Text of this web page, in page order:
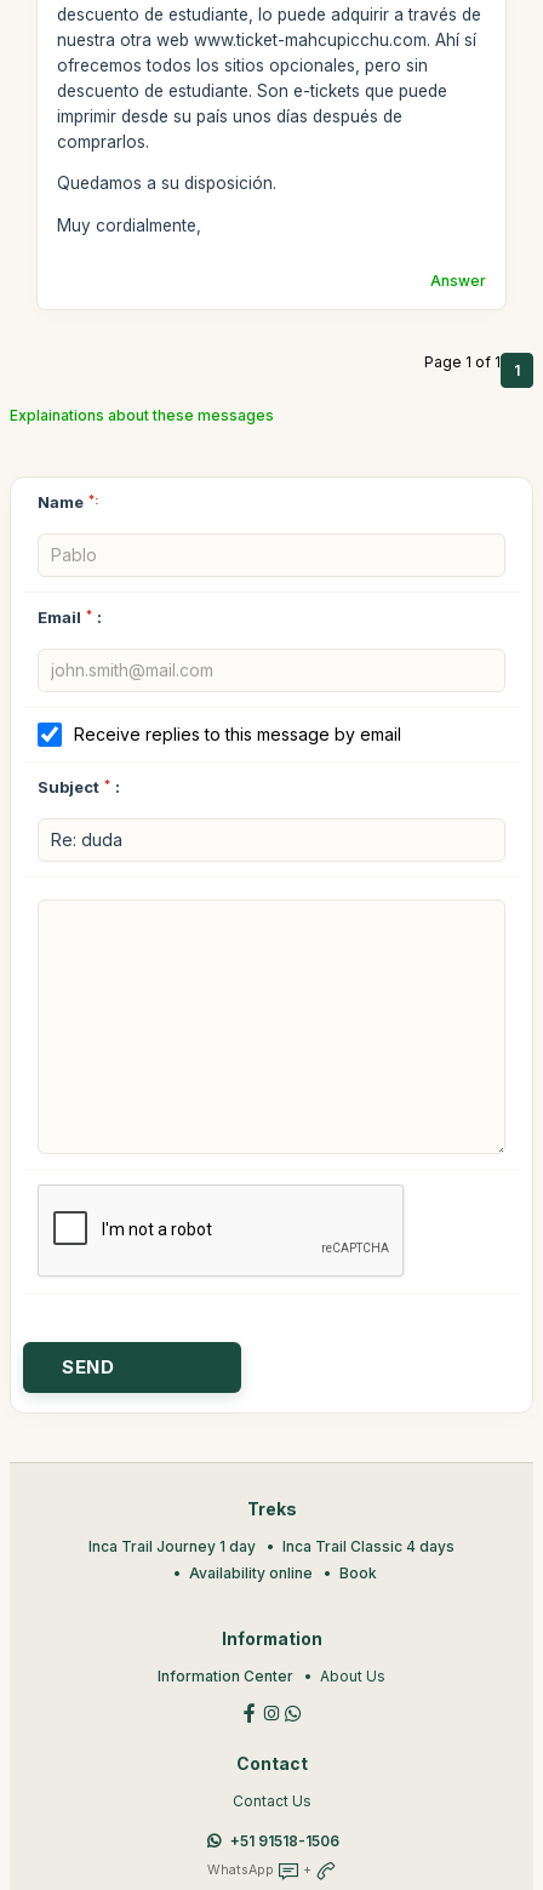
descuento de estudiante, lo puede adquirir a través de
nuestra otra web www.ticket-mahcupicchu.com. Ahí sí
ofrecemos todos los sitios opcionales, pero sin
descuento de estudiante. Son e-tickets que puede
imprimir desde su país unos días después de
comprarlos.
Quedamos a su disposición.
Muy cordialmente,
Answer
Page 1 of 1 1
Explainations about these messages
Name *:
Email * :
Receive replies to this message by email
Subject * :
Treks
Inca Trail Journey 1 day
Inca Trail Classic 4 days
Availability online
Book
Information
Information Center About Us
Contact
Contact Us
+51 91518-1506
WhatsApp +